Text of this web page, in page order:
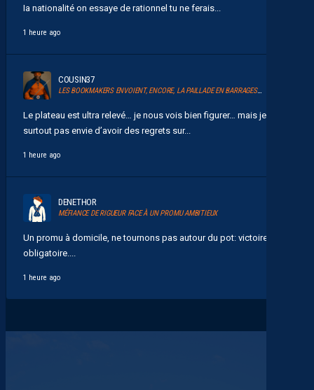
Ia nationalité on essaye de rationnel tu ne ferais...
1 heure ago
COUSIN37
LES BOOKMAKERS ENVOIENT, ENCORE, LA PAILLADE EN BARRAGES D’ACCESSION À LA LIGUE 1
Le plateau est ultra relevé… je nous vois bien figurer… mais je n’ai
surtout pas envie d’avoir des regrets sur...
1 heure ago
DENETHOR
MÉFIANCE DE RIGUEUR FACE À UN PROMU AMBITIEUX
Un promu à domicile, ne tournons pas autour du pot: victoire
obligatoire....
1 heure ago